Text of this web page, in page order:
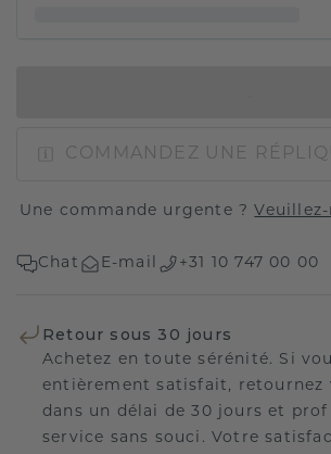
COMMANDEZ UNE
Une commande urgente ?
Chat E-mail +31 10 747 00 00
Retour sous 30 jours
Achetez en toute sérénité. Si
entièrement satisfait, retournez
dans un délai de 30 jours et
service sans souci. Votre